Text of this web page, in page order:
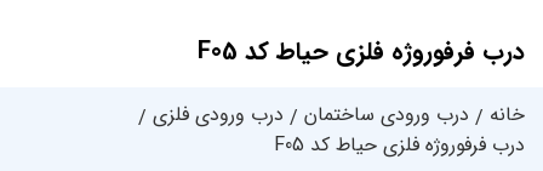
درب فرفوروژه فلزی حیاط کد F05
خانه درب ورودی ساختمان
درب ورودی فلزی
درب فرفوروژه فلزی حیاط کد F05